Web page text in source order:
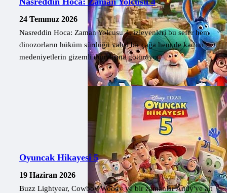
24 Temmuz 2026
Nasreddin Hoca: Zaman Yolcusu 4, izleyenleri bu sefer hem
dinozorların hüküm sürdüğü vahşi bir çağa hem de kadim
medeniyetlerin gizemli dünyasına götürüyor.
Oyuncak Hikayesi 5
19 Haziran 2026
Buzz Lightyear, Cowboy Woody ve bir zamanlar Andy'ye ait